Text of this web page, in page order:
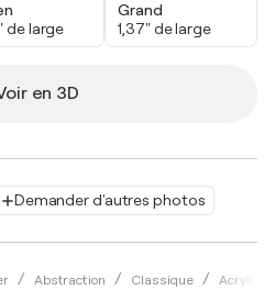
Demander d'autres photos
Abstraction Classique Acrylique
de large
Grand
1,37" de large
en 3D